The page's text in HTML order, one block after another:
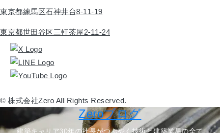
東京都練馬区石神井台8-11-19
東京都世田谷区三軒茶屋2-11-24
© 株式会社Zero All Rights Reserved.
Zeroブログ
建築キャリア30年の社長がつぶやく技術と建築業界の全て